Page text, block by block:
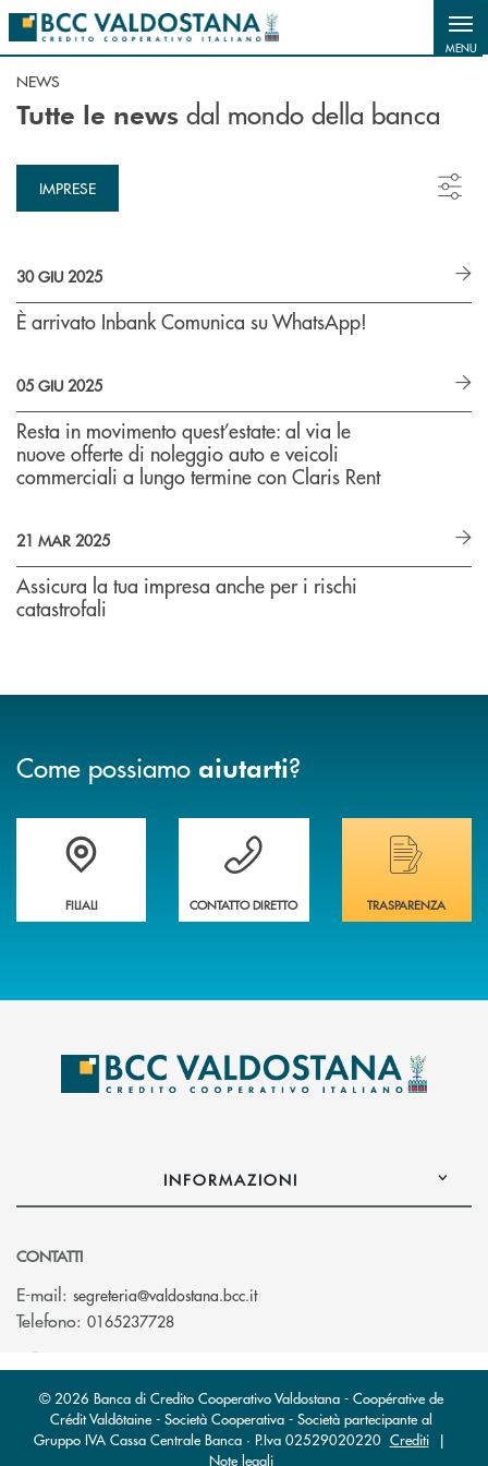
Salta al contenuto principale
MENU
NEWS
Tutte le news dal mondo della banca
IMPRESE
30 GIU 2025
È arrivato Inbank Comunica su WhatsApp!
05 GIU 2025
Resta in movimento quest’estate: al via le
nuove offerte di noleggio auto e veicoli
commerciali a lungo termine con Claris Rent
21 MAR 2025
Assicura la tua impresa anche per i rischi
catastrofali
Come possiamo aiutarti?
Trova la filiale più vicina a te
FILIALI
Hai bisogno di assistenza immediata ?
CONTATTO DIRETTO
Hai bisogno di
TRASPARENZA
INFORMAZIONI
CONTATTI
E-mail: segreteria@valdostana.bcc.it(si apre l’app di posta
Telefono: 0165237728
© 2026 Banca di Credito Cooperativo Valdostana - Coopérative de
Crédit Valdôtaine - Società Cooperativa - Società partecipante al
Gruppo IVA Cassa Centrale Banca · P.Iva 02529020220 Crediti|
Note legali